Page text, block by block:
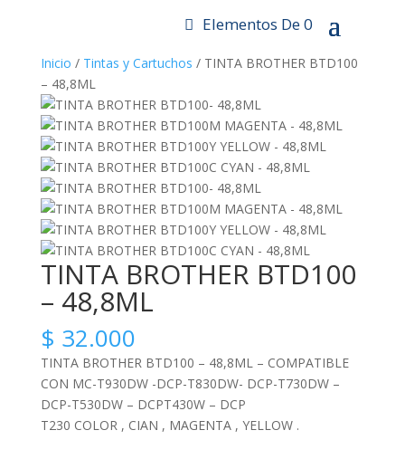
Elementos De 0
Inicio / Tintas y Cartuchos / TINTA BROTHER BTD100
– 48,8ML
Zoom
TINTA BROTHER BTD100
– 48,8ML
$ 32.000
TINTA BROTHER BTD100 – 48,8ML – COMPATIBLE
CON MC-T930DW -DCP-T830DW- DCP-T730DW –
DCP-T530DW – DCPT430W – DCP
T230 COLOR , CIAN , MAGENTA , YELLOW .